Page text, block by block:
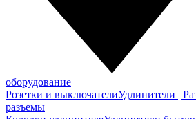
оборудование
Розетки и выключателиУдлинители |
разъемы